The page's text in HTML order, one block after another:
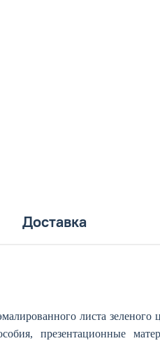
Доставка
листа зеленого
презентационные